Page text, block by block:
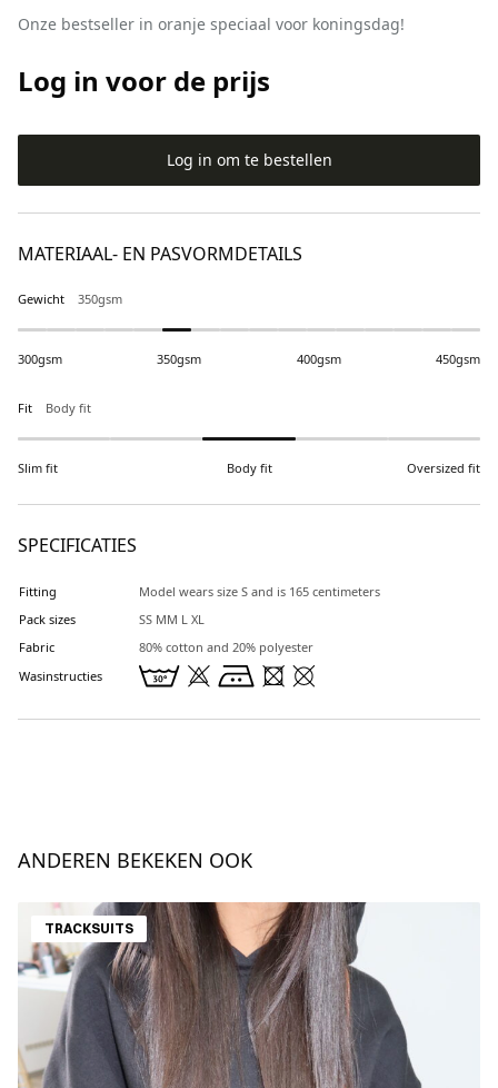
Onze bestseller in oranje speciaal voor koningsdag!
Log in voor de prijs
Log in om te bestellen
MATERIAAL- EN PASVORMDETAILS
Gewicht 350gsm
300gsm 350gsm 400gsm 450gsm
Fit Body fit
Slim fit Body fit Oversized fit
SPECIFICATIES
Fitting
Model wears size S and is 165 centimeters
Pack sizes
SS MM L XL
Fabric
80% cotton and 20% polyester
Wasinstructies
ANDEREN BEKEKEN OOK
TRACKSUITS